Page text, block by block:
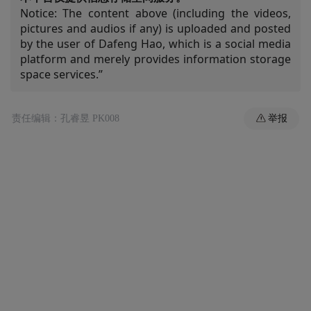
Notice: The content above (including the videos,
pictures and audios if any) is uploaded and posted
by the user of Dafeng Hao, which is a social media
platform and merely provides information storage
space services.”
责任编辑：孔睿昱 PK008 举报